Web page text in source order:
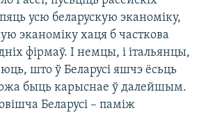
усю беларускую эканоміку,
эканоміку хаця б часткова
фірмаў. І немцы, і італьянцы,
што ў Беларусі яшчэ ёсьць
быць карыснае ў далейшым.
Беларусі – паміж